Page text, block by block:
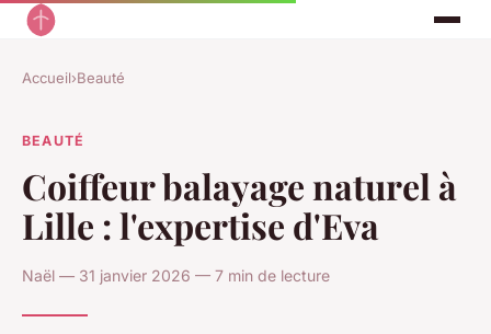
Accueil›Beauté
BEAUTÉ
Coiffeur balayage naturel à
Lille : l'expertise d'Eva
Naël — 31 janvier 2026 — 7 min de lecture